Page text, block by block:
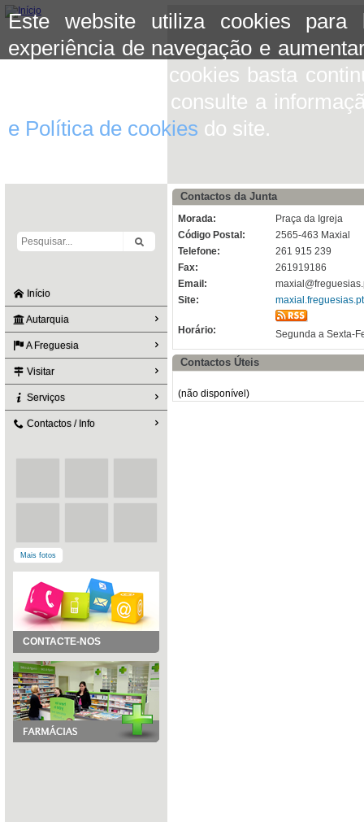
Este website utiliza cookies para
experiência de navegação e
aceitar o uso de cookies basta
mais informação consulte a
e Política de cookies do site.
Início
Autarquia
A Freguesia
Visitar
Serviços
Contactos / Info
Mais fotos
CONTACTE-NOS
Contactos da Junta
Morada:
Praça da Igreja
Código Postal:
2565-463 Maxial
Telefone:
261 915 239
Fax:
261919186
Email:
Site:
maxial.freguesias.pt
Horário: Segunda a Sexta-
Contactos Úteis
(não disponível)